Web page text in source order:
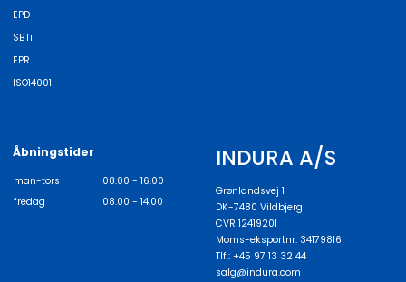
EPD
SBTi
EPR
ISO14001
Åbningstider
man-tors
08.00 - 16.00
fredag
08.00 - 14.00
INDURA A/S
Grønlandsvej 1
DK-7480 Vildbjerg
CVR 12419201
Moms-eksportnr. 34179816
Tlf.: +45 97 13 32 44
salg@indura.com